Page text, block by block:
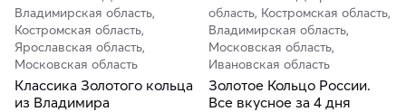
Владимирская область,
Костромская область,
Ярославская область,
Московская область
Классика Золотого кольца
из Владимира
область, Костромская область,
Владимирская область,
Московская область,
Ивановская область
Золотое Кольцо России.
Все вкусное за 4 дня